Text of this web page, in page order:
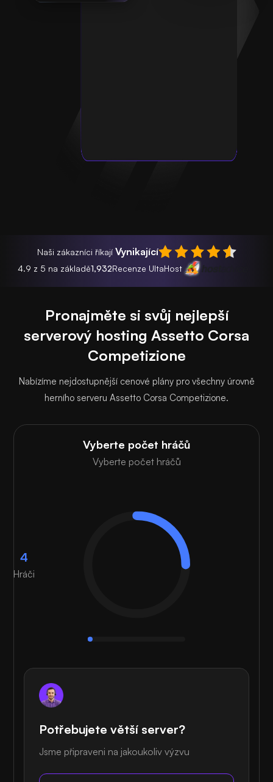
Naši zákazníci říkají Vynikající
4.9 z 5 na základě1,932Recenze UltaHost
Pronajměte si svůj nejlepší
serverový hosting Assetto Corsa
Competizione
Nabízíme nejdostupnější cenové plány pro všechny úrovně
herního serveru Assetto Corsa Competizione.
Vyberte počet hráčů
Vyberte počet hráčů
4
Hráči
Potřebujete větší server?
Jsme připraveni na jakoukoliv výzvu